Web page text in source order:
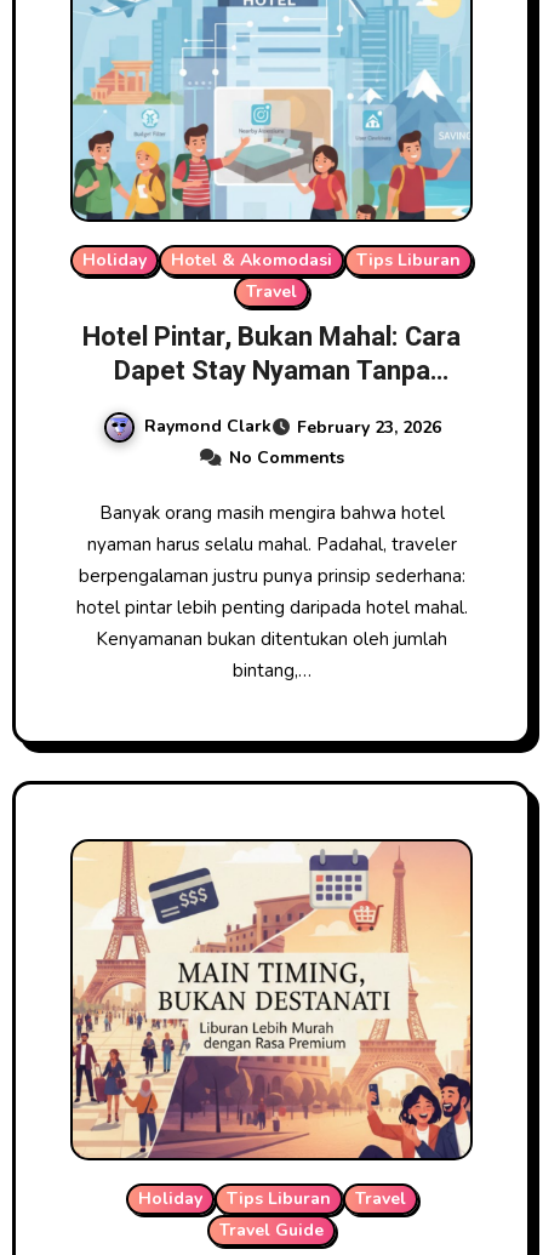
Holiday Hotel & Akomodasi
Tips Liburan
Travel
Hotel Pintar, Bukan Mahal: Cara
Dapet Stay Nyaman Tanpa
Raymond Clark
February 23, 2026
No Comments
Banyak orang masih mengira bahwa hotel
nyaman harus selalu mahal. Padahal, traveler
berpengalaman justru punya prinsip sederhana:
hotel pintar lebih penting daripada hotel mahal.
Kenyamanan bukan ditentukan oleh jumlah
bintang,…
Holiday Tips Liburan
Travel
Travel Guide